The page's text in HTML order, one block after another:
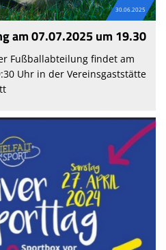
30.06.2025
am 07.07.2025 um 19.30
Fußballabteilung findet am
Uhr in der Vereinsgaststätte